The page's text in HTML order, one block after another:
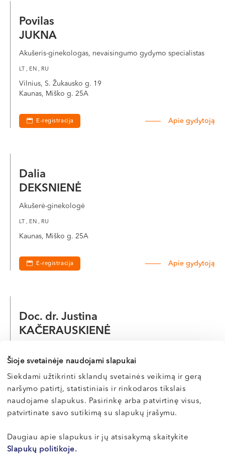
Šioje svetainėje naudojami slapukai
Siekdami užtikrinti sklandų svetainės veikimą ir gerą
naršymo patirtį, statistiniais ir rinkodaros tikslais
naudojame slapukus. Pasirinkę arba patvirtinę visus,
patvirtinate savo sutikimą su slapukų įrašymu.
Daugiau apie slapukus ir jų atsisakymą skaitykite
Slapukų politikoje.
Povilas
JUKNA
Akušeris-ginekologas, nevaisingumo gydymo specialistas
LT , EN , RU
Vilnius, S. Žukausko g. 19
Kaunas, Miško g. 25A
E-registracija Apie gydytoją
Dalia
DEKSNIENĖ
Akušerė-ginekologė
LT , EN , RU
Kaunas, Miško g. 25A
E-registracija Apie gydytoją
Doc. dr. Justina
KAČERAUSKIENĖ
LT , EN , RU
Kaunas, Miško g. 25A
E-registracija Apie gydytoją